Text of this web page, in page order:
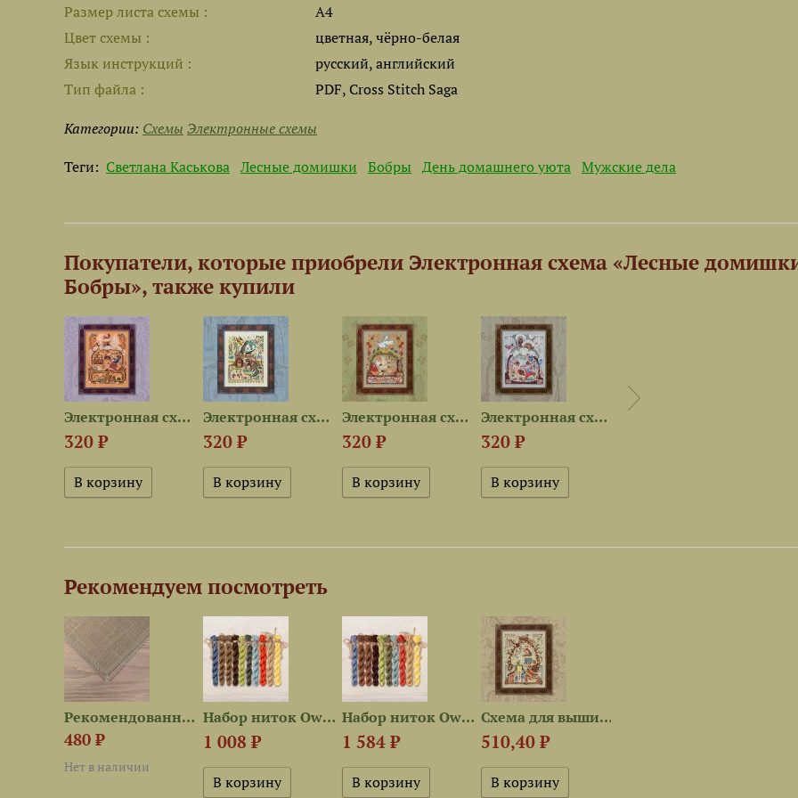
Размер листа cхемы
A4
Цвет схемы
цветная, чёрно-белая
Язык инструкций
русский, английский
Тип файла
PDF, Cross Stitch Saga
Категории: Схемы Электронные схемы
Теги: Светлана Каськова Лесные домишки Бобры День домашнего уюта Мужские дела
Покупатели, которые приобрели Электронная схема «Лесные
Бобры», также купили
Электронная схема «Лесные...
320 ₽
Электронная схема «Лесные...
320 ₽
Электронная схема «Лесные...
320 ₽
Электронная схема «Лесные...
320 ₽
Рекомендуем посмотреть
Рекомендованная ткань для...
480 ₽
Нет в наличии
Набор ниток OwlForest для...
1 008 ₽
Набор ниток OwlForest для...
1 584 ₽
Схема для вышивания «Лесные...
510,40 ₽